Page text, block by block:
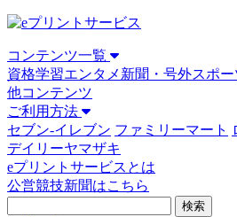
コンテンツ一覧
資格学習エンタメ 新聞・号外スポー
他コンテンツ
ご利用方法
セブン-イレブン ファミリーマート
デイリーヤマザキ
eプリントサービスとは
公営競技新聞はこちら